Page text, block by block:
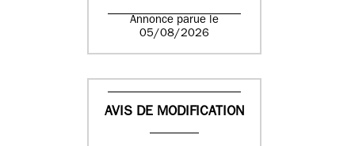
Annonce parue le
05/08/2026
AVIS DE MODIFICATION